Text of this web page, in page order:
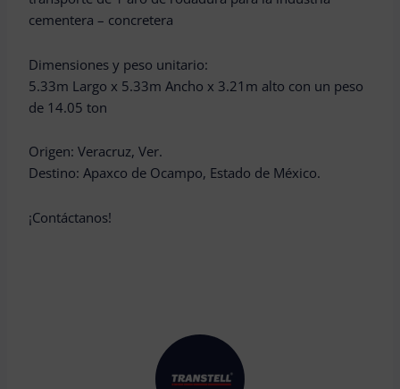
cementera – concretera
Dimensiones y peso unitario:
5.33m Largo x 5.33m Ancho x 3.21m alto con un peso
de 14.05 ton
Origen: Veracruz, Ver.
Destino: Apaxco de Ocampo, Estado de México.
¡Contáctanos!